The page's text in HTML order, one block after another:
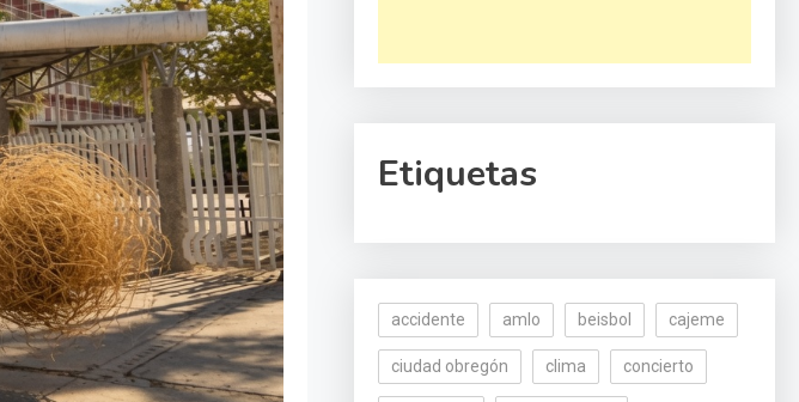
Etiquetas
accidente amlo beisbol cajeme
ciudad obregón clima concierto